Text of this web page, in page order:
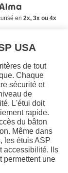
en 2x, 3x ou 4x
USA
de tout
Chaque
sécurité et
de
L'étui doit
rapide.
du bâton
Même dans
les étuis ASP
accessibilité. Ils
permettent une